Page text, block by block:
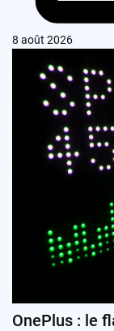
8 août 2026
OnePlus : le